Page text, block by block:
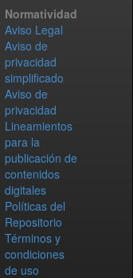
Normatividad
Aviso Legal
Aviso de
privacidad
simplificado
Aviso de
privacidad
Lineamientos
para la
publicación de
contenidos
digitales
Políticas del
Repositorio
Términos y
condiciones
de uso